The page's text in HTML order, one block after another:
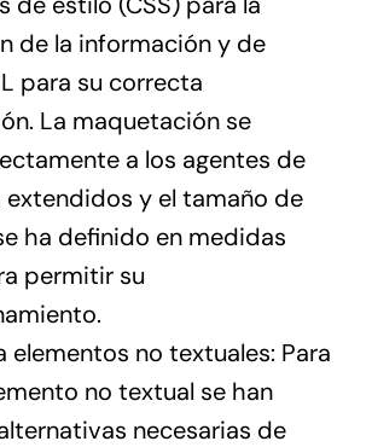
de la información y de
para su correcta
La maquetación se
a los agentes de
extendidos y el tamaño de
ha definido en medidas
permitir su
elementos no textuales: Para
no textual se han
necesarias de